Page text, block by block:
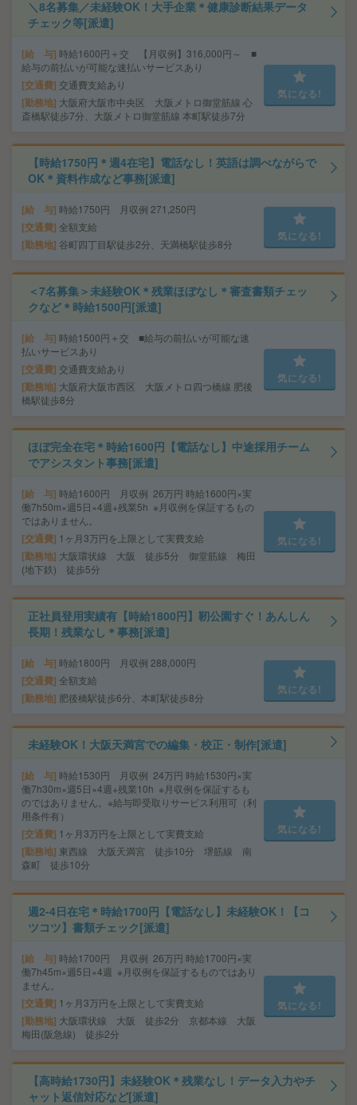
＼8名募集／未経験OK！大手企業＊健康診断結果データ
チェック等[派遣]
給 与 時給1600円＋交 【月収例】316,000円～ ■
給与の前払いが可能な速払いサービスあり
交通費 交通費支給あり
勤務地 大阪府大阪市中央区 大阪メトロ御堂筋線 心
斎橋駅徒歩7分、大阪メトロ御堂筋線 本町駅徒歩7分
気になる!
【時給1750円＊週4在宅】電話なし！英語は調べながらで
OK＊資料作成など事務[派遣]
給 与 時給1750円 月収例 271,250円
交通費 全額支給
勤務地 谷町四丁目駅徒歩2分、天満橋駅徒歩8分
気になる!
＜7名募集＞未経験OK＊残業ほぼなし＊審査書類チェッ
クなど＊時給1500円[派遣]
給 与 時給1500円＋交 ■給与の前払いが可能な速
払いサービスあり
交通費 交通費支給あり
勤務地 大阪府大阪市西区 大阪メトロ四つ橋線 肥後
橋駅徒歩8分
気になる!
ほぼ完全在宅＊時給1600円【電話なし】中途採用チーム
でアシスタント事務[派遣]
給 与 時給1600円 月収例 26万円 時給1600円×実
働7h50m×週5日×4週+残業5h ※月収例を保証するもの
ではありません。
交通費 1ヶ月3万円を上限として実費支給
勤務地 大阪環状線 大阪 徒歩5分 御堂筋線 梅田
(地下鉄) 徒歩5分
気になる!
正社員登用実績有【時給1800円】靭公園すぐ！あんしん
長期！残業なし＊事務[派遣]
給 与 時給1800円 月収例 288,000円
交通費 全額支給
勤務地 肥後橋駅徒歩6分、本町駅徒歩8分
気になる!
未経験OK！大阪天満宮での編集・校正・制作[派遣]
給 与 時給1530円 月収例 24万円 時給1530円×実
働7h30m×週5日×4週+残業10h ※月収例を保証するも
のではありません。※給与即受取りサービス利用可（利
用条件有）
交通費 1ヶ月3万円を上限として実費支給
勤務地 東西線 大阪天満宮 徒歩10分 堺筋線 南
森町 徒歩10分
気になる!
週2-4日在宅＊時給1700円【電話なし】未経験OK！【コ
ツコツ】書類チェック[派遣]
給 与 時給1700円 月収例 26万円 時給1700円×実
働7h45m×週5日×4週 ※月収例を保証するものではあり
ません。
交通費 1ヶ月3万円を上限として実費支給
勤務地 大阪環状線 大阪 徒歩2分 京都本線 大阪
梅田(阪急線) 徒歩2分
気になる!
【高時給1730円】未経験OK＊残業なし！データ入力やチ
ャット返信対応など[派遣]